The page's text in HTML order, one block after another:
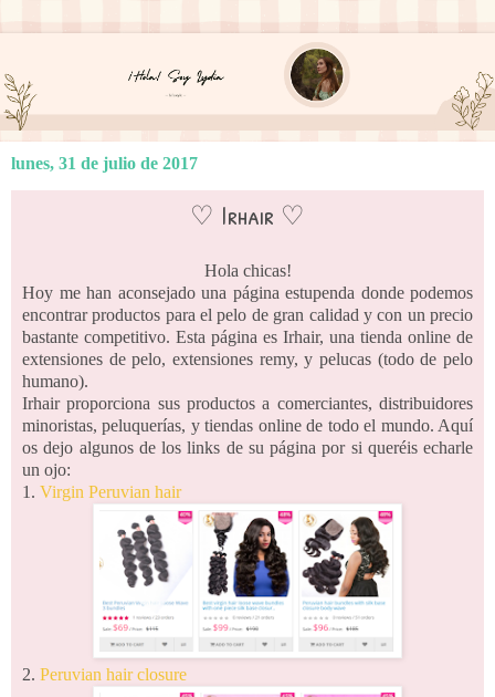
lunes, 31 de julio de 2017
♡ Irhair ♡
Hola chicas!
Hoy me han aconsejado una página estupenda donde podemos
encontrar productos para el pelo de gran calidad y con un precio
bastante competitivo. Esta página es Irhair, una tienda online de
extensiones de pelo, extensiones remy, y pelucas (todo de pelo
humano).
Irhair proporciona sus productos a comerciantes, distribuidores
minoristas, peluquerías, y tiendas online de todo el mundo. Aquí
os dejo algunos de los links de su página por si queréis echarle
un ojo:
1. Virgin Peruvian hair
2. Peruvian hair closure